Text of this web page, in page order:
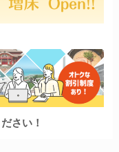
さい！